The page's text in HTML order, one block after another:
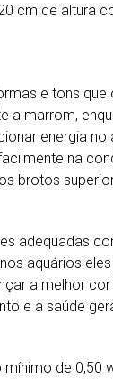
cm de altura
e tons
a marrom,
energia
na
brotos
adequadas
aquários
a melhor
e a saúde
de 0,50